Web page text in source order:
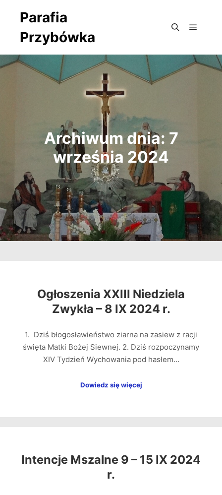
Parafia
Przybówka
Archiwum dnia: 7
września 2024
Ogłoszenia XXIII Niedziela
Zwykła – 8 IX 2024 r.
1. Dziś błogosławieństwo ziarna na zasiew z racji
święta Matki Bożej Siewnej. 2. Dziś rozpoczynamy
XIV Tydzień Wychowania pod hasłem…
Dowiedz się więcej
Intencje Mszalne 9 – 15 IX 2024
r.